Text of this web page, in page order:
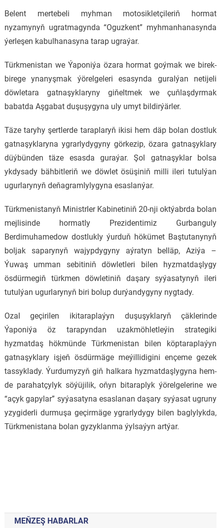
Belent mertebeli myhman motosikletçileriň hormat
nyzamynyň ugratmagynda “Oguzkent” myhmanhanasynda
ýerleşen kabulhanasyna tarap ugraýar.
Türkmenistan we Ýaponiýa özara hormat goýmak we birek-
birege ynanyşmak ýörelgeleri esasynda guralýan netijeli
döwletara gatnaşyklaryny giňeltmek we çuňlaşdyrmak
babatda Aşgabat duşuşygyna uly umyt bildirýärler.
Täze taryhy şertlerde taraplaryň ikisi hem däp bolan dostluk
gatnaşyklaryna ygrarlydygyny görkezip, özara gatnaşyklary
düýbünden täze esasda guraýar. Şol gatnaşyklar bolsa
ykdysady bähbitleriň we döwlet ösüşiniň milli ileri tutulýan
ugurlarynyň deňagramlylygyna esaslanýar.
Türkmenistanyň Ministrler Kabinetiniň 20-nji oktýabrda bolan
mejlisinde hormatly Prezidentimiz Gurbanguly
Berdimuhamedow dostlukly ýurduň hökümet Baştutanynyň
boljak saparynyň wajypdygyny aýratyn belläp, Aziýa –
Ýuwaş umman sebitiniň döwletleri bilen hyzmatdaşlygy
ösdürmegiň türkmen döwletiniň daşary syýasatynyň ileri
tutulýan ugurlarynyň biri bolup durýandygyny nygtady.
Ozal geçirilen ikitaraplaýyn duşuşyklaryň çäklerinde
Ýaponiýa öz tarapyndan uzakmöhletleýin strategiki
hyzmatdaş hökmünde Türkmenistan bilen köptaraplaýyn
gatnaşyklary işjeň ösdürmäge meýillidigini ençeme gezek
tassyklady. Ýurdumyzyň giň halkara hyzmatdaşlygyna hem-
de parahatçylyk söýüjilik, oňyn bitaraplyk ýörelgelerine we
“açyk gapylar” syýasatyna esaslanan daşary syýasat ugruny
yzygiderli durmuşa geçirmäge ygrarlydygy bilen baglylykda,
Türkmenistana bolan gyzyklanma ýylsaýyn artýar.
MEŇZEŞ HABARLAR